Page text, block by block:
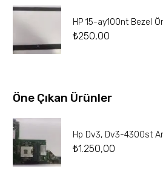
HP 15-ay100nt Bezel
₺250,00
Öne Çıkan Ürünler
Hp Dv3, Dv3-4300st
₺1.250,00